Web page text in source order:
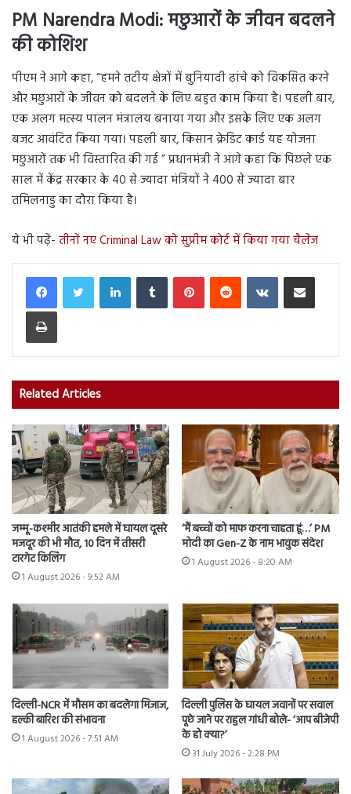
PM Narendra Modi: मछुआरों के जीवन बदलने
की कोशिश
पीएम ने आगे कहा, “हमने तटीय क्षेत्रों में बुनियादी ढांचे को विकसित करने
और मछुआरों के जीवन को बदलने के लिए बहुत काम किया है। पहली बार,
एक अलग मत्स्य पालन मंत्रालय बनाया गया और इसके लिए एक अलग
बजट आवंटित किया गया। पहली बार, किसान क्रेडिट कार्ड यह योजना
मछुआरों तक भी विस्तारित की गई ” प्रधानमंत्री ने आगे कहा कि पिछले एक
साल में केंद्र सरकार के 40 से ज्यादा मंत्रियों ने 400 से ज्यादा बार
तमिलनाडु का दौरा किया है।
ये भी पढ़ें- तीनों नए Criminal Law को सुप्रीम कोर्ट में किया गया चैलेंज
LinkedInTumblr PinterestReddit VKontakteShare via Email
Print
Related Articles
जम्मू-कश्मीर आतंकी हमले में घायल दूसरे
मजदूर की भी मौत, 10 दिन में तीसरी
टारगेट किलिंग
1 August 2026 - 9:52 AM
‘मैं बच्चों को माफ करना चाहता हूं…’ PM
मोदी का Gen-Z के नाम भावुक संदेश
1 August 2026 - 8:20 AM
दिल्ली-NCR में मौसम का बदलेगा मिजाज,
हल्की बारिश की संभावना
1 August 2026 - 7:51 AM
दिल्ली पुलिस के घायल जवानों पर सवाल
पूछे जाने पर राहुल गांधी बोले- ‘आप बीजेपी
के हो क्या?’
31 July 2026 - 2:28 PM